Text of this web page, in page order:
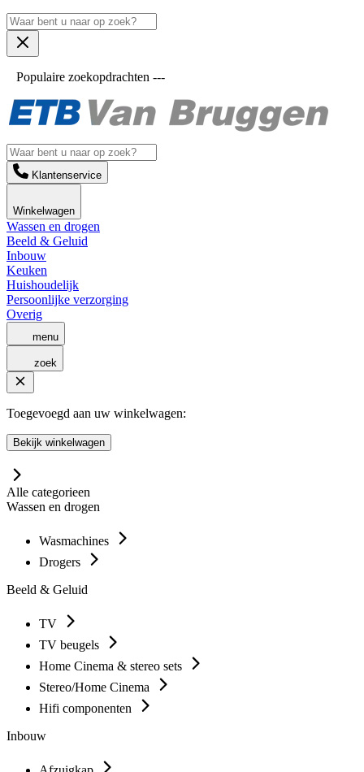
Populaire zoekopdrachten ---
Klantenservice
Winkelwagen
Wassen en drogen
Beeld & Geluid
Inbouw
Keuken
Huishoudelijk
Persoonlijke verzorging
Overig
menu
zoek
Toegevoegd aan uw winkelwagen:
Bekijk winkelwagen
Alle categorieen
Wassen en drogen
Wasmachines
Drogers
Beeld & Geluid
TV
TV beugels
Home Cinema & stereo sets
Stereo/Home Cinema
Hifi componenten
Inbouw